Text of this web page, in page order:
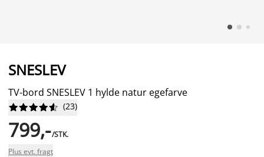
SNESLEV
TV-bord SNESLEV 1 hylde natur egefarve





 (23)
799,-/STK.
Plus evt. fragt